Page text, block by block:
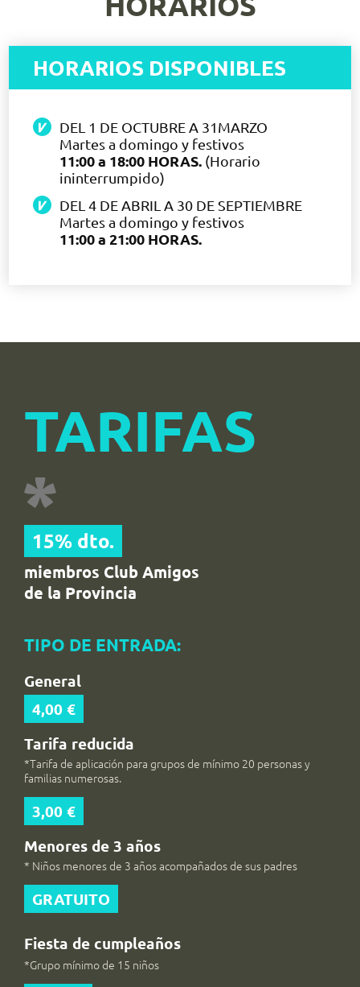
HORARIOS DISPONIBLES
DEL 1 DE OCTUBRE A 31MARZO
Martes a domingo y festivos
11:00 a 18:00 HORAS. (Horario
ininterrumpido)
DEL 4 DE ABRIL A 30 DE SEPTIEMBRE
Martes a domingo y festivos
11:00 a 21:00 HORAS.
TARIFAS
15% dto.
miembros Club Amigos
de la Provincia
TIPO DE ENTRADA:
General
4,00 €
Tarifa reducida
*Tarifa de aplicación para grupos de mínimo 20 personas y
familias numerosas.
3,00 €
Menores de 3 años
* Niños menores de 3 años acompañados de sus padres
GRATUITO
Fiesta de cumpleaños
*Grupo mínimo de 15 niños